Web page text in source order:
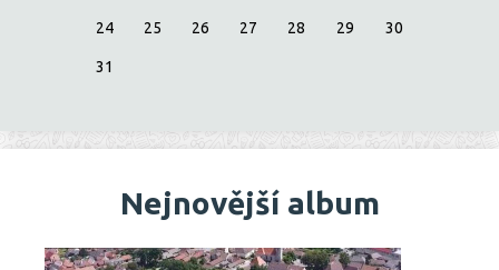
24 25 26 27 28 29 30
31
Nejnovější album